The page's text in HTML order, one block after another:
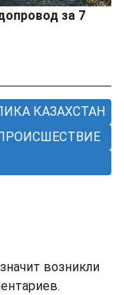
за 7
КАЗАХСТАН
возникли